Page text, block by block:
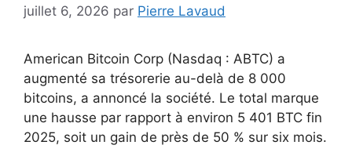
juillet 6, 2026 par Pierre Lavaud
American Bitcoin Corp (Nasdaq : ABTC) a
augmenté sa trésorerie au-delà de 8 000
bitcoins, a annoncé la société. Le total marque
une hausse par rapport à environ 5 401 BTC fin
2025, soit un gain de près de 50 % sur six mois.